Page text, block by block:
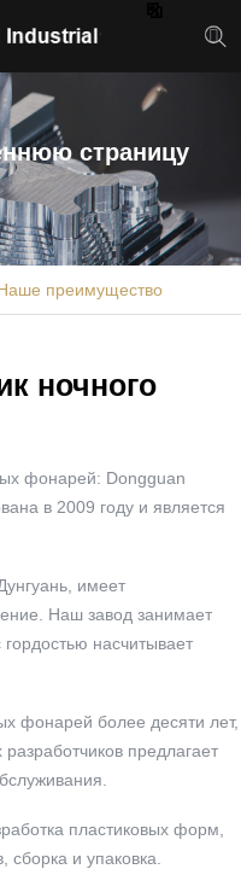
страницу
преимущество
ночного
фонарей: Dongguan
в 2009 году и является
имеет
Наш завод занимает
насчитывает
фонарей более десяти лет,
предлагает
пластиковых форм,
и упаковка.